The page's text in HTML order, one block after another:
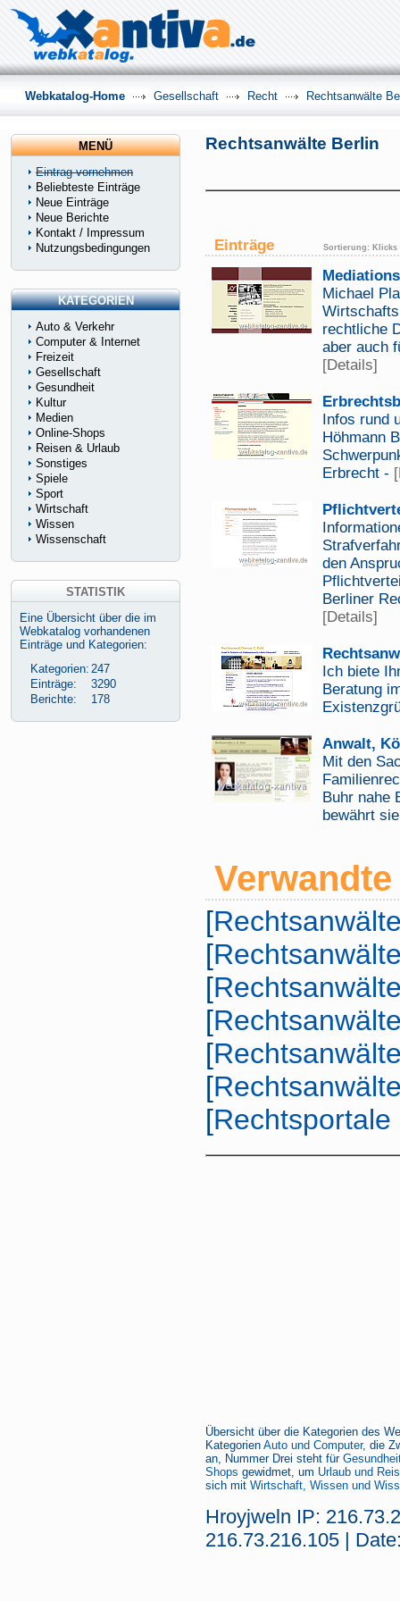
Rechtsanwälte Berlin
Einträge Sortierung: Klicks
Michael
rechtliche
aber auch
[Details]
Infos rund
Höhmann
Erbrecht -
den
Berliner
[Details]
Ich biete
Beratung
Anwalt,
Mit den
Buhr nahe
bewährt
[
[
[
[
[
[
[
Übersicht über die Kategorien des
Kategorien Auto und Computer, die
an, Nummer Drei steht für
Shops gewidmet, um Urlaub und
sich mit Wirtschaft, Wissen und
Hroyjweln IP:
216.73.216.105 |
Webkatalog-Home Gesellschaft Recht Rechtsanwälte
MENÜ
Eintrag vornehmen
Beliebteste Einträge
Neue Einträge
Neue Berichte
Kontakt / Impressum
Nutzungsbedingungen
KATEGORIEN
Auto & Verkehr
Computer & Internet
Freizeit
Gesellschaft
Gesundheit
Kultur
Medien
Online-Shops
Reisen & Urlaub
Sonstiges
Spiele
Sport
Wirtschaft
Wissen
Wissenschaft
STATISTIK
Eine Übersicht über die im
Webkatalog vorhandenen
Einträge und Kategorien:
Kategorien: 247
Einträge:
3290
Berichte:
178